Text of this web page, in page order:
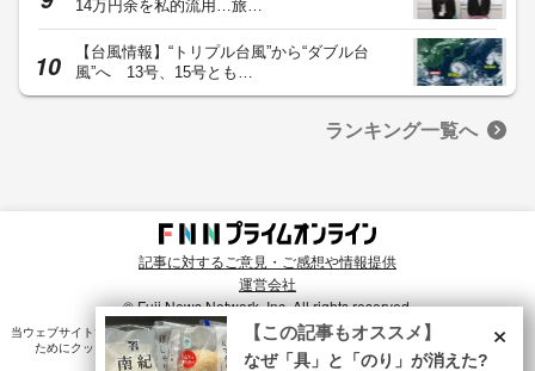
14万円余を私的流用…旅…
【台風情報】“トリプル台風”から“ダブル台
風”へ 13号、15号とも…
ランキング一覧へ
記事に対するご意見・ご感想や情報提供
運営会社
© Fuji News Network, Inc. All rights reserved.
当ウェブサイトでは、ユーザのニーズ・興味・関⼼に合致したコンテンツや広告配信を提供する
ためにクッキーを使⽤しています。詳細は、
プライバシーポリシー をご確認ください。×
【この記事もオススメ】
なぜ「具」と「のり」が消えた?